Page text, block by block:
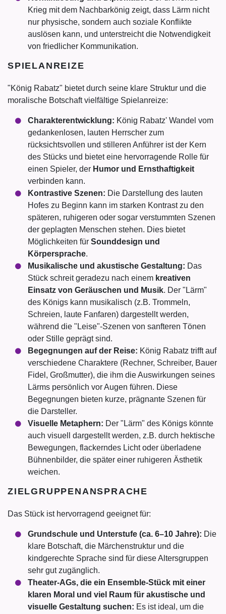
Krieg mit dem Nachbarkönig zeigt, dass Lärm nicht
nur physische, sondern auch soziale Konflikte
auslösen kann, und unterstreicht die Notwendigkeit
von friedlicher Kommunikation.
SPIELANREIZE
"König Rabatz" bietet durch seine klare Struktur und die
moralische Botschaft vielfältige Spielanreize:
Charakterentwicklung: König Rabatz' Wandel vom
gedankenlosen, lauten Herrscher zum
rücksichtsvollen und stilleren Anführer ist der Kern
des Stücks und bietet eine hervorragende Rolle für
einen Spieler, der Humor und Ernsthaftigkeit
verbinden kann.
Kontrastive Szenen: Die Darstellung des lauten
Hofes zu Beginn kann im starken Kontrast zu den
späteren, ruhigeren oder sogar verstummten Szenen
der geplagten Menschen stehen. Dies bietet
Möglichkeiten für Sounddesign und
Körpersprache.
Musikalische und akustische Gestaltung: Das
Stück schreit geradezu nach einem kreativen
Einsatz von Geräuschen und Musik. Der "Lärm"
des Königs kann musikalisch (z.B. Trommeln,
Schreien, laute Fanfaren) dargestellt werden,
während die "Leise"-Szenen von sanfteren Tönen
oder Stille geprägt sind.
Begegnungen auf der Reise: König Rabatz trifft auf
verschiedene Charaktere (Rechner, Schreiber, Bauer
Fidel, Großmutter), die ihm die Auswirkungen seines
Lärms persönlich vor Augen führen. Diese
Begegnungen bieten kurze, prägnante Szenen für
die Darsteller.
Visuelle Metaphern: Der "Lärm" des Königs könnte
auch visuell dargestellt werden, z.B. durch hektische
Bewegungen, flackerndes Licht oder überladene
Bühnenbilder, die später einer ruhigeren Ästhetik
weichen.
ZIELGRUPPENANSPRACHE
Das Stück ist hervorragend geeignet für:
Grundschule und Unterstufe (ca. 6–10 Jahre): Die
klare Botschaft, die Märchenstruktur und die
kindgerechte Sprache sind für diese Altersgruppen
sehr gut zugänglich.
Theater-AGs, die ein Ensemble-Stück mit einer
klaren Moral und viel Raum für akustische und
visuelle Gestaltung suchen: Es ist ideal, um die